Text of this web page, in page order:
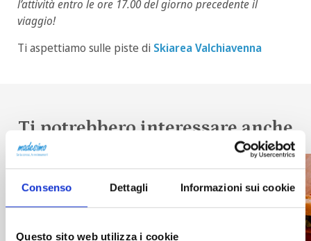
Consenso Dettagli Informazioni sui cookie
Questo sito web utilizza i cookie
l’attività entro le ore 17.00 del giorno precedente il
viaggio!
Ti aspettiamo sulle piste di Skiarea Valchiavenna
Ti potrebbero interessare anche